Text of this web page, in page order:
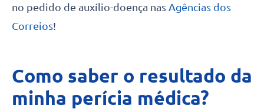
no pedido de auxílio-doença nas Agências dos
Correios!
Como saber o resultado da
minha perícia médica?